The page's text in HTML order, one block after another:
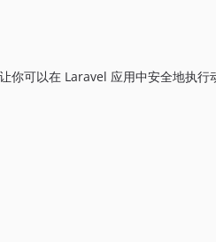
可以在 Laravel 应用中安全地执行